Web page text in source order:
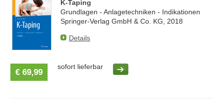
K-Taping
Grundlagen - Anlagetechniken - Indikationen
Springer-Verlag GmbH & Co. KG, 2018
Details
€ 69,99
sofort lieferbar